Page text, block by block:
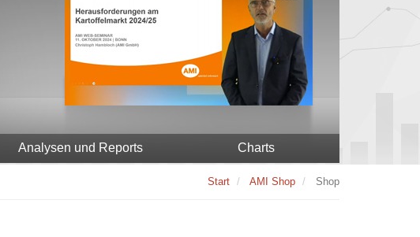
Analysen und Reports Charts
Start AMI Shop Shop